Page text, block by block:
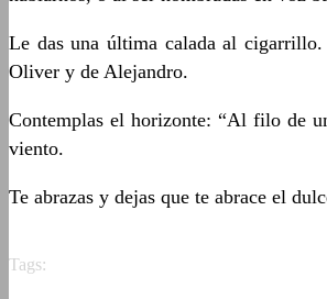
Le das una última calada al
Oliver y de Alejandro.
Contemplas el horizonte: “Al filo de
viento.
Te abrazas y dejas que te abrace el
Tags: